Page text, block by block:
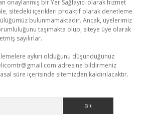
onaylanmış bir Yer Sağlayıcı olarak hizmet
sitedeki içerikleri proaktif olarak denetleme
bulunmamaktadır. Ancak, üyelerimiz
taşımakta olup, siteye üye olarak
sayılırlar.
aykırı olduğunu düşündüğünüz
adresine bildirmeniz
süre içerisinde sitemizden kaldırılacaktır.